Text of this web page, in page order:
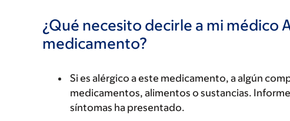
¿Qué necesito decirle a mi médico
medicamento?
Si es alérgico a este medicamento, a algún
medicamentos, alimentos o sustancias.
síntomas ha presentado.